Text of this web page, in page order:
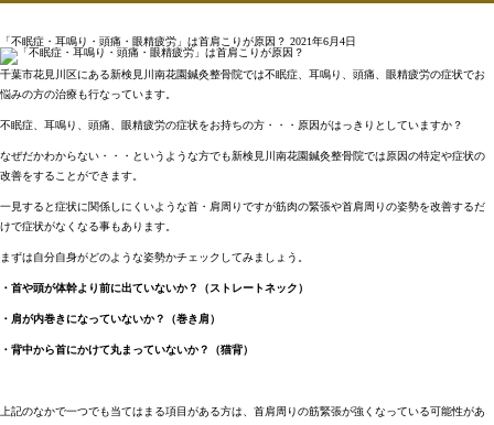
「不眠症・耳鳴り・頭痛・眼精疲労」は首肩こりが原因？ 2021年6月4日
千葉市花見川区にある新検見川南花園鍼灸整骨院では不眠症、耳鳴り、頭痛、眼精疲労の症状でお
悩みの方の治療も行なっています。
不眠症、耳鳴り、頭痛、眼精疲労の症状をお持ちの方・・・原因がはっきりとしていますか？
なぜだかわからない・・・というような方でも新検見川南花園鍼灸整骨院では原因の特定や症状の
改善をすることができます。
一見すると症状に関係しにくいような首・肩周りですが筋肉の緊張や首肩周りの姿勢を改善するだ
けで症状がなくなる事もあります。
まずは自分自身がどのような姿勢かチェックしてみましょう。
・首や頭が体幹より前に出ていないか？（ストレートネック）
・肩が内巻きになっていないか？（巻き肩）
・背中から首にかけて丸まっていないか？（猫背）
上記のなかで一つでも当てはまる項目がある方は、首肩周りの筋緊張が強くなっている可能性があ